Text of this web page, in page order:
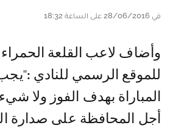
في 28/06/2016 على الساعة 18:32
وأضاف لاعب القلعة الحمراء في تصريح
للموقع الرسمي للنادي
المباراة بهدف الفوز ولا
أجل المحافظة على صدارة